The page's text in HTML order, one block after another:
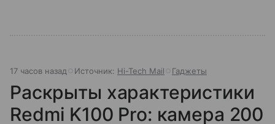
17 часов назад Источник: Hi-Tech Mail Гаджеты
Раскрыты характеристики
Redmi K100 Pro: камера 200